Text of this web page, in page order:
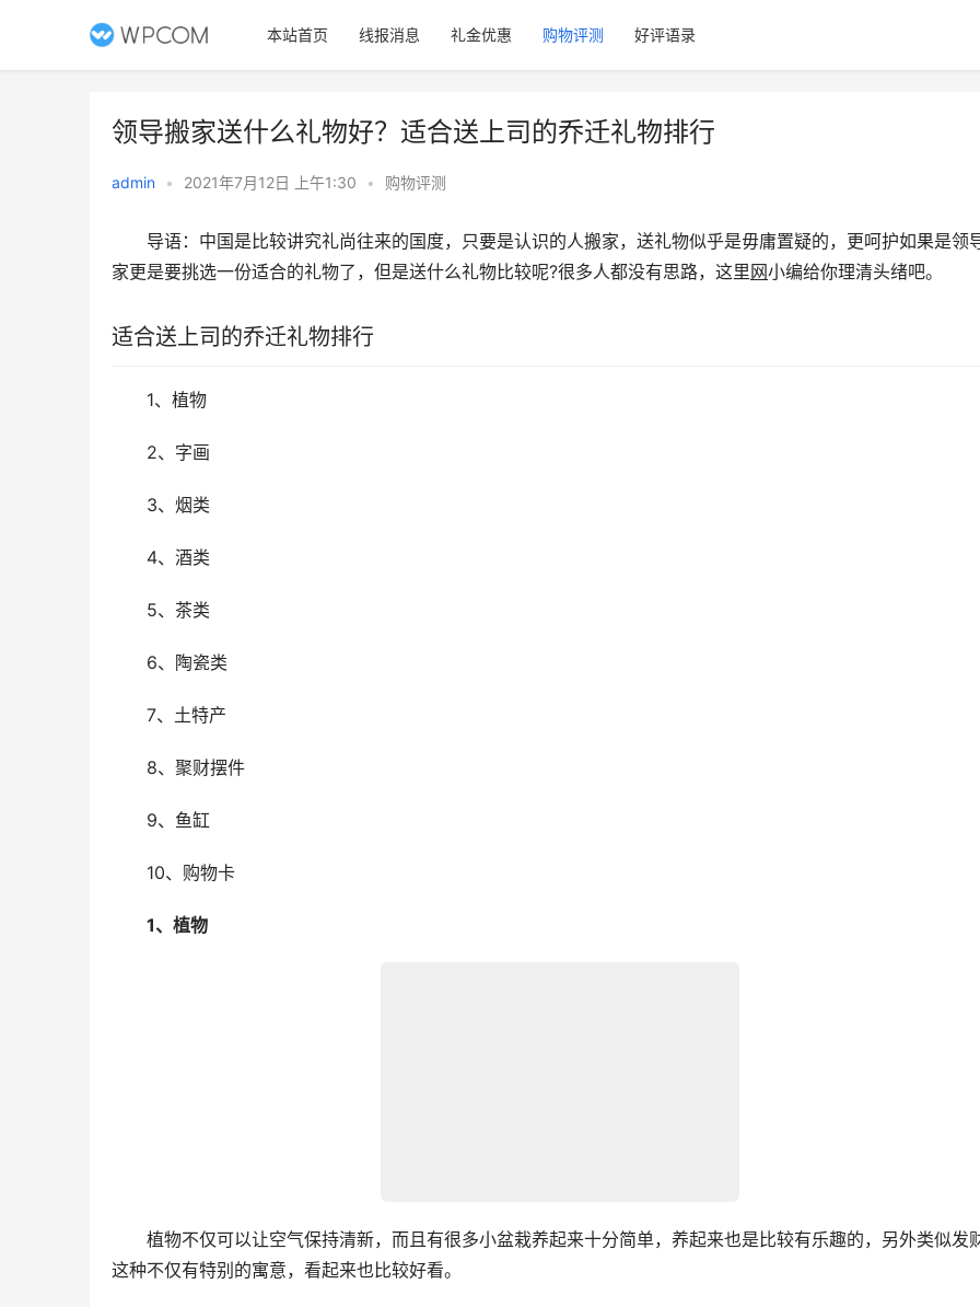
本站首页 线报消息 礼金优惠 购物评测 好评语录
领导搬家送什么礼物好？适合送上司的乔迁礼物排行
admin • 2021年7月12日 上午1:30 • 购物评测
导语：中国是比较讲究礼尚往来的国度，只要是认识的人搬家，送礼物似乎是毋庸置疑的，更呵护如果是领
家更是要挑选一份适合的礼物了，但是送什么礼物比较呢?很多人都没有思路，这里网小编给你理清头绪吧。
适合送上司的乔迁礼物排行
1、植物
2、字画
3、烟类
4、酒类
5、茶类
6、陶瓷类
7、土特产
8、聚财摆件
9、鱼缸
10、购物卡
1、植物
植物不仅可以让空气保持清新，而且有很多小盆栽养起来十分简单，养起来也是比较有乐趣的，另外类似发
这种不仅有特别的寓意，看起来也比较好看。